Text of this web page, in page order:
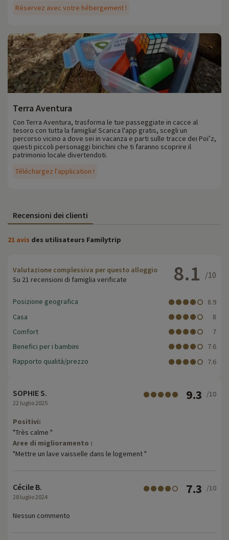
Réservez avec votre hébergement !
Terra Aventura
Téléchargez l'application !
Con Terra Aventura, trasforma le tue passeggiate in cacce al
tesoro con tutta la famiglia! Scarica l'app gratis, scegli un
percorso vicino a dove sei in vacanza e parti sulle tracce dei Poï’z,
questi piccoli personaggi birichini che ti faranno scoprire il
patrimonio locale divertendoti.
Recensioni dei clienti
21 avis des utilisateurs Familytrip
Valutazione complessiva per questo alloggio
Su 21 recensioni di famiglia verificate
8.1 /10
Posizione geografica
8.9
Casa
8
Comfort
7
Benefici per i bambini
7.6
Rapporto qualità/prezzo
7.6
SOPHIE S.
22 luglio 2025
9.3 /10
Positivi:
"Très calme "
Aree di miglioramento :
"Mettre un lave vaisselle dans le logement "
Cécile B.
28 luglio 2024
7.3 /10
Nessun commento